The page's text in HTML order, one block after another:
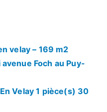
velay – 169 m2
Foch au Puy-
Velay 1 pièce(s) 30